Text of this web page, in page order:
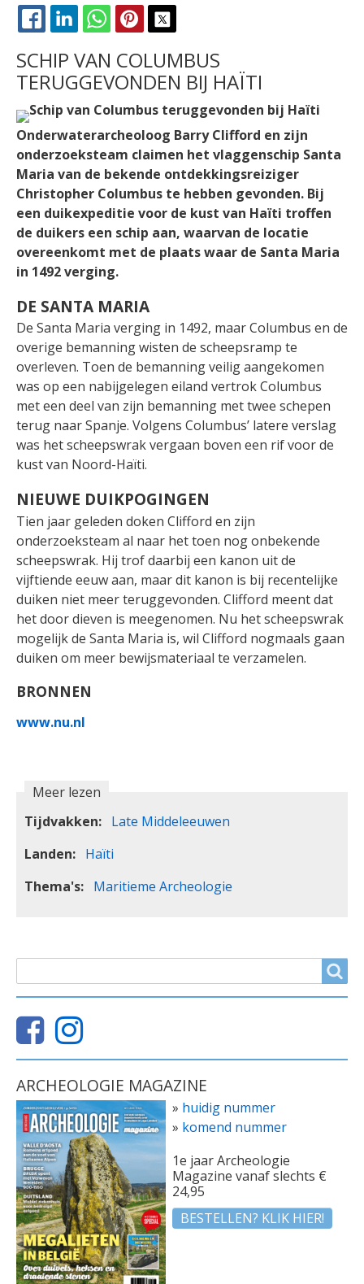
FACEBOOK
LINKEDINWHATSAPPPINTEREST
SCHIP VAN COLUMBUS
TERUGGEVONDEN BIJ HAÏTI
Onderwaterarcheoloog Barry Clifford en zijn
onderzoeksteam claimen het vlaggenschip Santa
Maria van de bekende ontdekkingsreiziger
Christopher Columbus te hebben gevonden. Bij
een duikexpeditie voor de kust van Haïti troffen
de duikers een schip aan, waarvan de locatie
overeenkomt met de plaats waar de Santa Maria
in 1492 verging.
DE SANTA MARIA
De Santa Maria verging in 1492, maar Columbus en de
overige bemanning wisten de scheepsramp te
overleven. Toen de bemanning veilig aangekomen
was op een nabijgelegen eiland vertrok Columbus
met een deel van zijn bemanning met twee schepen
terug naar Spanje. Volgens Columbus’ latere verslag
was het scheepswrak vergaan boven een rif voor de
kust van Noord-Haïti.
NIEUWE DUIKPOGINGEN
Tien jaar geleden doken Clifford en zijn
onderzoeksteam al naar het toen nog onbekende
scheepswrak. Hij trof daarbij een kanon uit de
vijftiende eeuw aan, maar dit kanon is bij recentelijke
duiken niet meer teruggevonden. Clifford meent dat
het door dieven is meegenomen. Nu het scheepswrak
mogelijk de Santa Maria is, wil Clifford nogmaals gaan
duiken om meer bewijsmateriaal te verzamelen.
BRONNEN
www.nu.nl
Meer lezen
Tijdvakken
Late Middeleeuwen
Landen
Haïti
Thema's
Maritieme Archeologie
ARCHEOLOGIE MAGAZINE
» huidig nummer
» komend nummer
1e jaar Archeologie
Magazine vanaf slechts €
24,95
BESTELLEN? KLIK HIER!